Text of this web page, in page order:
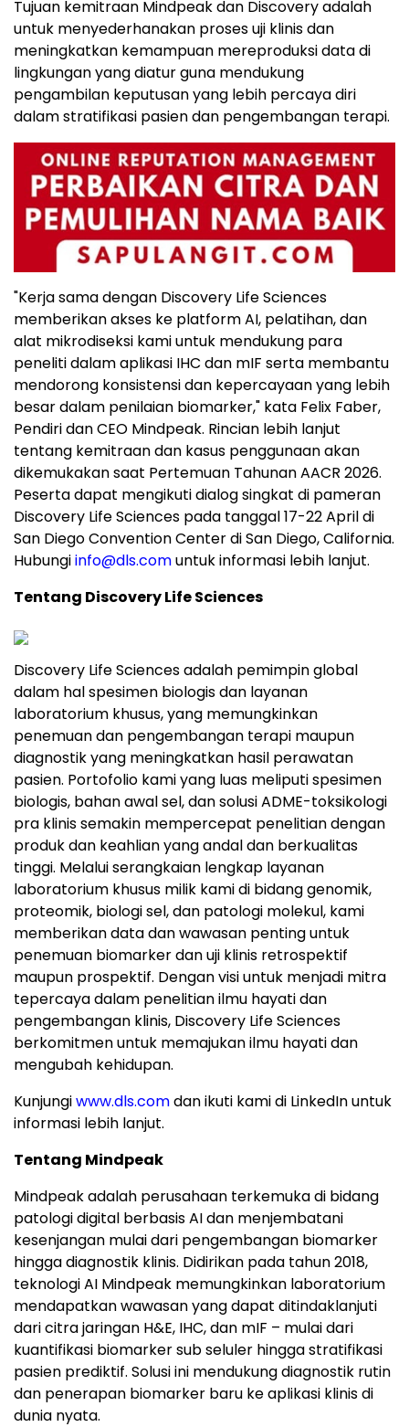
Tujuan kemitraan Mindpeak dan Discovery adalah
untuk menyederhanakan proses uji klinis dan
meningkatkan kemampuan mereproduksi data di
lingkungan yang diatur guna mendukung
pengambilan keputusan yang lebih percaya diri
dalam stratifikasi pasien dan pengembangan terapi.
"Kerja sama dengan Discovery Life Sciences
memberikan akses ke platform AI, pelatihan, dan
alat mikrodiseksi kami untuk mendukung para
peneliti dalam aplikasi IHC dan mIF serta membantu
mendorong konsistensi dan kepercayaan yang lebih
besar dalam penilaian biomarker," kata Felix Faber,
Pendiri dan CEO Mindpeak. Rincian lebih lanjut
tentang kemitraan dan kasus penggunaan akan
dikemukakan saat Pertemuan Tahunan AACR 2026.
Peserta dapat mengikuti dialog singkat di pameran
Discovery Life Sciences pada tanggal 17-22 April di
San Diego Convention Center di San Diego, California.
Hubungiinfo@dls.comuntuk informasi lebih lanjut.
Tentang Discovery Life Sciences
Discovery Life Sciences adalah pemimpin global
dalam hal spesimen biologis dan layanan
laboratorium khusus, yang memungkinkan
penemuan dan pengembangan terapi maupun
diagnostik yang meningkatkan hasil perawatan
pasien. Portofolio kami yang luas meliputi spesimen
biologis, bahan awal sel, dan solusi ADME-toksikologi
pra klinis semakin mempercepat penelitian dengan
produk dan keahlian yang andal dan berkualitas
tinggi. Melalui serangkaian lengkap layanan
laboratorium khusus milik kami di bidang genomik,
proteomik, biologi sel, dan patologi molekul, kami
memberikan data dan wawasan penting untuk
penemuan biomarker dan uji klinis retrospektif
maupun prospektif. Dengan visi untuk menjadi mitra
tepercaya dalam penelitian ilmu hayati dan
pengembangan klinis, Discovery Life Sciences
berkomitmen untuk memajukan ilmu hayati dan
mengubah kehidupan.
Kunjungiwww.dls.comdan ikuti kami di LinkedIn untuk
informasi lebih lanjut.
Tentang Mindpeak
Mindpeak adalah perusahaan terkemuka di bidang
patologi digital berbasis AI dan menjembatani
kesenjangan mulai dari pengembangan biomarker
hingga diagnostik klinis. Didirikan pada tahun 2018,
teknologi AI Mindpeak memungkinkan laboratorium
mendapatkan wawasan yang dapat ditindaklanjuti
dari citra jaringan H&E, IHC, dan mIF – mulai dari
kuantifikasi biomarker sub seluler hingga stratifikasi
pasien prediktif. Solusi ini mendukung diagnostik rutin
dan penerapan biomarker baru ke aplikasi klinis di
dunia nyata.